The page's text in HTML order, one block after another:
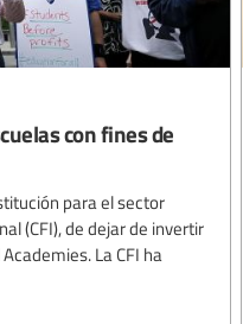
con fines de
para el sector
(CFI), de dejar de invertir
La CFI ha